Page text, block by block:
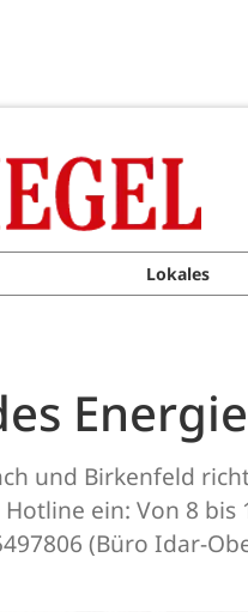
Lokales
und Birkenfeld
ein: Von 8 bis
(Büro Idar-